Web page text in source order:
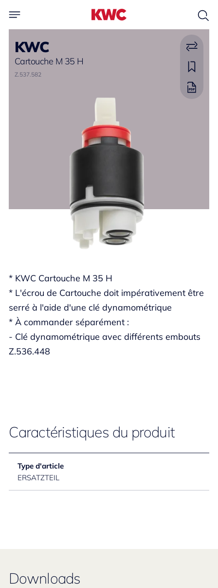
KWC
Cartouche M 35 H
Z.537.582
* KWC Cartouche M 35 H
* L'écrou de Cartouche doit impérativement être
serré à l'aide d'une clé dynamométrique
* À commander séparément :
- Clé dynamométrique avec différents embouts
Z.536.448
Caractéristiques du produit
Type d'article
ERSATZTEIL
Downloads